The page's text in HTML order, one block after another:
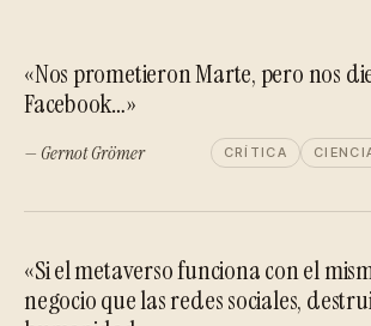
«Nos prometieron Marte, pero nos
Facebook…»
— Gernot Grömer CRÍTICA
«Si el metaverso funciona con el
negocio que las redes sociales,